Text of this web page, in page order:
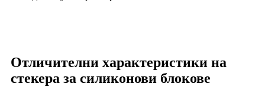
Отличителни характеристики на
стекера за силиконови блокове